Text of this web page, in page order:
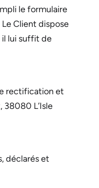
le formulaire
Le Client dispose
il lui suffit de
rectification et
38080 L’Isle
déclarés et